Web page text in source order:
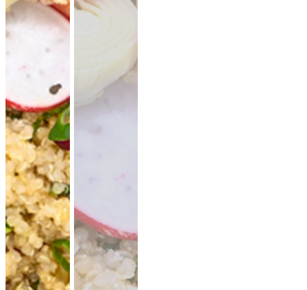
Falafel mit Tahini
vegan
knusprige Falafel aus Kichererbsen mit
frischem Koriander & Tahini.
ideal für Mezze & Buffets
35er Falafel-Halloumi Mix
Falafel und Halloumi mit zwei Soßen ·
Dubai Halloumi Platte (20 Stück)
vegetarisch